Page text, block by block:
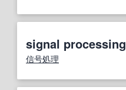
signal processing
信号処理